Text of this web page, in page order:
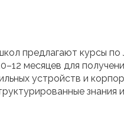
предлагают курсы по
месяцев для
устройств и
знания